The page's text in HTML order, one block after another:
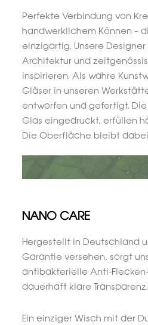
Perfekte Verbindung von
handwerklichem Können –
einzigartig. Unsere
Architektur und
inspirieren. Als wahre
Gläser in unseren
entworfen und gefertigt.
Glas eingedruckt, erfüllen
Die Oberfläche bleibt
NANO CARE
Hergestellt in Deutschland
Garantie versehen, sorgt
antibakterielle Anti-
dauerhaft klare Transparenz.
Ein einziger Wisch mit der